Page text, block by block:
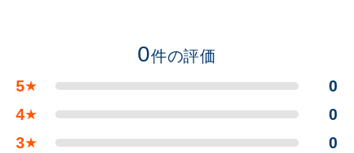
0件の評価
5★
0
4★
0
3★
0